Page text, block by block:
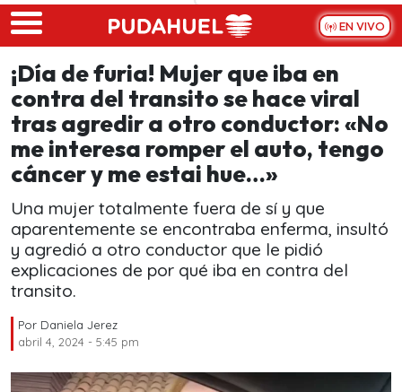
Skip to main content
EN VIVO
¡Día de furia! Mujer que iba en
contra del transito se hace viral
tras agredir a otro conductor: «No
me interesa romper el auto, tengo
cáncer y me estai hue…»
Una mujer totalmente fuera de sí y que
aparentemente se encontraba enferma, insultó
y agredió a otro conductor que le pidió
explicaciones de por qué iba en contra del
transito.
Por Daniela Jerez
abril 4, 2024 - 5:45 pm